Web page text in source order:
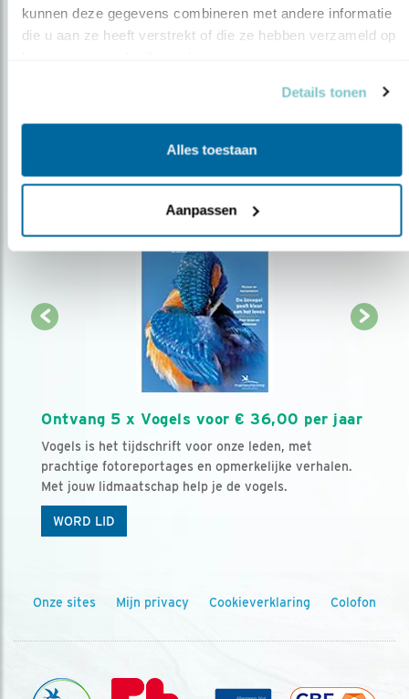
kunnen deze gegevens combineren met andere informatie
die u aan ze heeft verstrekt of die ze hebben verzameld op
Details tonen
Alles toestaan
Aanpassen
over vogels en activiteiten van Vogelbescherming.
Ontvang 5 x Vogels voor € 36,00 per jaar
Vogels is het tijdschrift voor onze leden, met
prachtige fotoreportages en opmerkelijke verhalen.
Met jouw lidmaatschap help je de vogels.
WORD LID
Onze sites Mijn privacy Cookieverklaring Colofon